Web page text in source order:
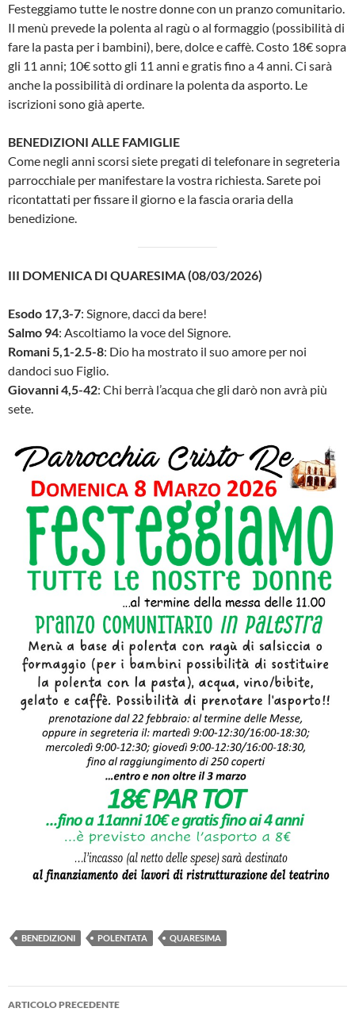
Festeggiamo tutte le nostre donne con un pranzo comunitario.
Il menù prevede la polenta al ragù o al formaggio (possibilità di
fare la pasta per i bambini), bere, dolce e caffè. Costo 18€ sopra
gli 11 anni; 10€ sotto gli 11 anni e gratis fino a 4 anni. Ci sarà
anche la possibilità di ordinare la polenta da asporto. Le
iscrizioni sono già aperte.
BENEDIZIONI ALLE FAMIGLIE
Come negli anni scorsi siete pregati di telefonare in segreteria
parrocchiale per manifestare la vostra richiesta. Sarete poi
ricontattati per fissare il giorno e la fascia oraria della
benedizione.
III DOMENICA DI QUARESIMA (08/03/2026)
Esodo 17,3-7: Signore, dacci da bere!
Salmo 94: Ascoltiamo la voce del Signore.
Romani 5,1-2.5-8: Dio ha mostrato il suo amore per noi
dandoci suo Figlio.
Giovanni 4,5-42: Chi berrà l’acqua che gli darò non avrà più
sete.
BENEDIZIONI POLENTATA QUARESIMA
Navigazione
ARTICOLO PRECEDENTE